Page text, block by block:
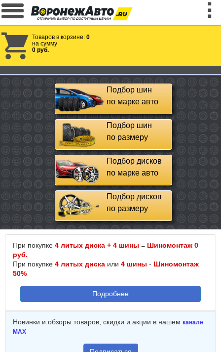
Товаров в корзине: 0
на сумму
0 руб.
Подбор шин
по марке авто
Подбор шин
по размеру
Подбор дисков
по марке авто
Подбор дисков
по размеру
При покупке 4 литых диска + 4 шины = Шиномонтаж 0
руб.
При покупке 4 литых диска или 4 шины - Шиномонтаж
50%
Подробнее
Новинки и обзоры товаров, скидки и акции в нашем канале
MAX